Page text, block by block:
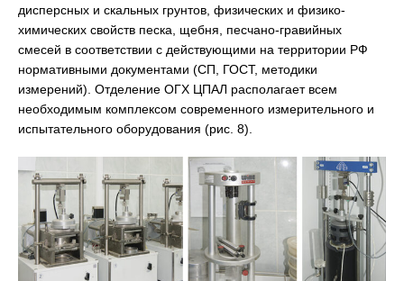
дисперсных и скальных грунтов, физических и физико-
химических свойств песка, щебня, песчано-гравийных
смесей в соответствии с действующими на территории РФ
нормативными документами (СП, ГОСТ, методики
измерений). Отделение ОГХ ЦПАЛ располагает всем
необходимым комплексом современного измерительного и
испытательного оборудования (рис. 8).